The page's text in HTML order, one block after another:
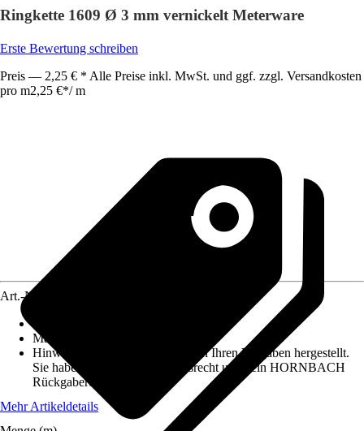
Ringkette 1609 Ø 3 mm vernickelt Meterware
Erste Bewertung schreiben
Preis — 2,25 € * Alle Preise inkl. MwSt. und ggf. zzgl. Versandkosten
pro m2,25 €*/ m
Art.-Nr.
Material
Hinweis: Dieser Artikel wird nach Ihren Vorgaben hergestellt.
Sie haben daher kein Widerrufsrecht und kein HORNBACH
Rückgaberecht.
Mehr Artikeldetails